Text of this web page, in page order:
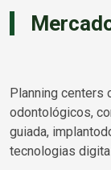
Planning centers
odontológicos,
guiada,
tecnologias